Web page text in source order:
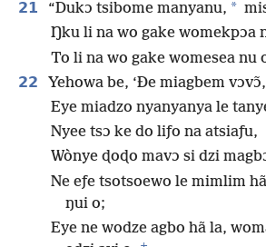
21 “Dukɔ tsibome manyanu, *
Ŋku li na wo gake womekpɔa
To li na wo gake womesea nu
22
Yehowa be, ‘Ðe miagbem vɔvɔ̃,
Eye miadzo nyanyanya le
Nyee tsɔ ke do liƒo na atsiaƒu,
Wònye ɖoɖo mavɔ si dzi
Ne eƒe tsotsoewo le mimlim
ŋui o;
Eye ne wodze agbo hã la,